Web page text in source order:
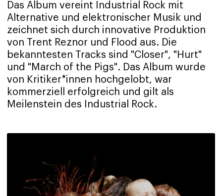
Das Album vereint Industrial Rock mit
Alternative und elektronischer Musik und
zeichnet sich durch innovative Produktion
von Trent Reznor und Flood aus. Die
bekanntesten Tracks sind "Closer", "Hurt"
und "March of the Pigs". Das Album wurde
von Kritiker*innen hochgelobt, war
kommerziell erfolgreich und gilt als
Meilenstein des Industrial Rock.